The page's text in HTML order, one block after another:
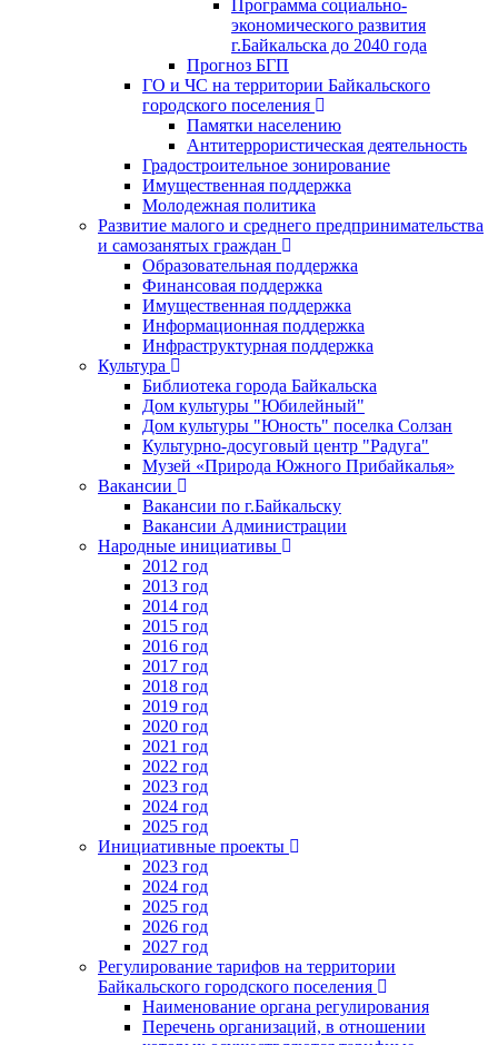
Программа социально-
экономического развития
г.Байкальска до 2040 года
Прогноз БГП
ГО и ЧС на территории Байкальского
городского поселения
Памятки населению
Антитеррористическая деятельность
Градостроительное зонирование
Имущественная поддержка
Молодежная политика
Развитие малого и среднего предпринимательства
и самозанятых граждан
Образовательная поддержка
Финансовая поддержка
Имущественная поддержка
Информационная поддержка
Инфраструктурная поддержка
Культура
Библиотека города Байкальска
Дом культуры "Юбилейный"
Дом культуры "Юность" поселка Солзан
Культурно-досуговый центр "Радуга"
Музей «Природа Южного Прибайкалья»
Вакансии
Вакансии по г.Байкальску
Вакансии Администрации
Народные инициативы
2012 год
2013 год
2014 год
2015 год
2016 год
2017 год
2018 год
2019 год
2020 год
2021 год
2022 год
2023 год
2024 год
2025 год
Инициативные проекты
2023 год
2024 год
2025 год
2026 год
2027 год
Регулирование тарифов на территории
Байкальского городского поселения
Наименование органа регулирования
Перечень организаций, в отношении